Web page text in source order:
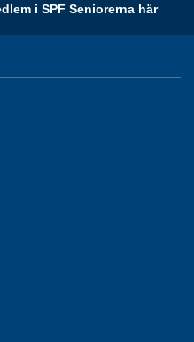
i SPF Seniorerna här